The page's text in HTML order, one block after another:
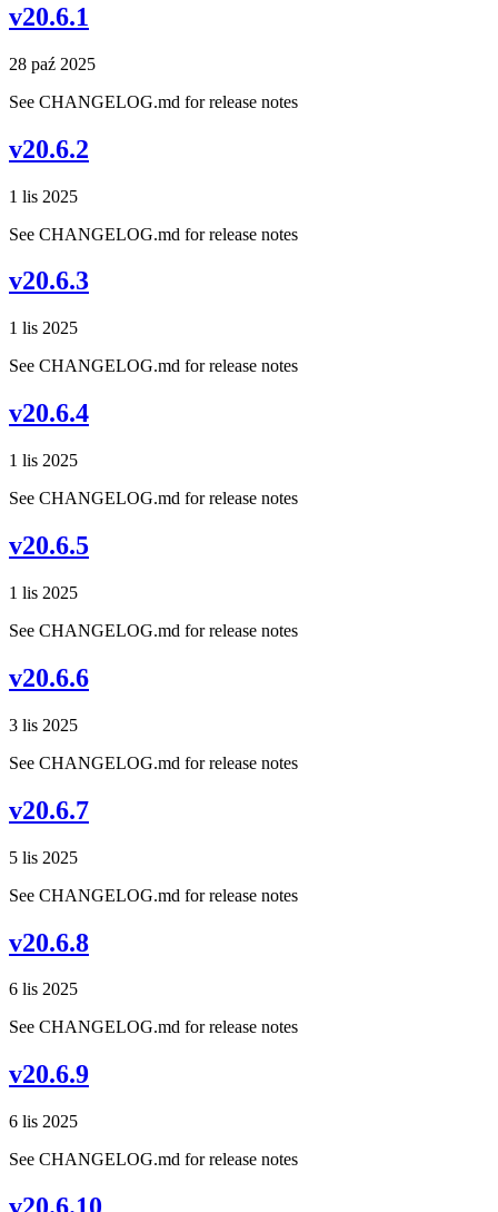
v20.6.1
28 paź 2025
See CHANGELOG.md for release notes
v20.6.2
1 lis 2025
See CHANGELOG.md for release notes
v20.6.3
1 lis 2025
See CHANGELOG.md for release notes
v20.6.4
1 lis 2025
See CHANGELOG.md for release notes
v20.6.5
1 lis 2025
See CHANGELOG.md for release notes
v20.6.6
3 lis 2025
See CHANGELOG.md for release notes
v20.6.7
5 lis 2025
See CHANGELOG.md for release notes
v20.6.8
6 lis 2025
See CHANGELOG.md for release notes
v20.6.9
6 lis 2025
See CHANGELOG.md for release notes